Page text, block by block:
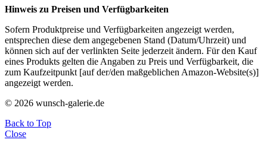
Hinweis zu Preisen und Verfügbarkeiten
Sofern Produktpreise und Verfügbarkeiten angezeigt werden,
entsprechen diese dem angegebenen Stand (Datum/Uhrzeit) und
können sich auf der verlinkten Seite jederzeit ändern. Für den Kauf
eines Produkts gelten die Angaben zu Preis und Verfügbarkeit, die
zum Kaufzeitpunkt [auf der/den maßgeblichen Amazon-Website(s)]
angezeigt werden.
© 2026 wunsch-galerie.de
Back to Top
Close